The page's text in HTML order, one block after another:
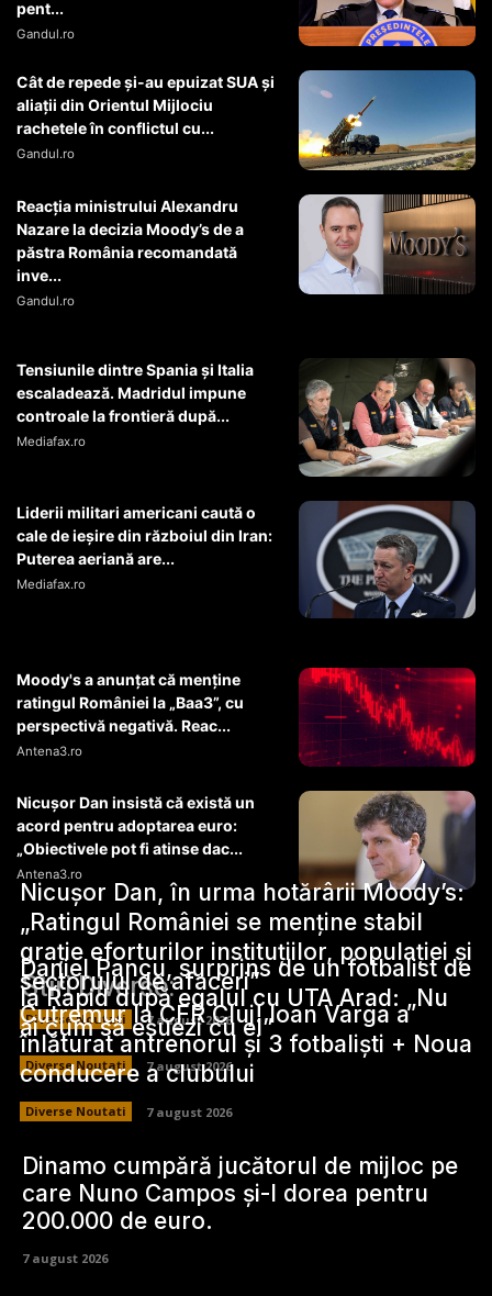
pent...
Gandul.ro
Cât de repede și-au epuizat SUA și
aliații din Orientul Mijlociu
rachetele în conflictul cu...
Gandul.ro
Reacția ministrului Alexandru
Nazare la decizia Moody’s de a
păstra România recomandată
inve...
Gandul.ro
Tensiunile dintre Spania și Italia
escaladează. Madridul impune
controale la frontieră după...
Mediafax.ro
Liderii militari americani caută o
cale de ieșire din războiul din Iran:
Puterea aeriană are...
Mediafax.ro
Moody's a anunțat că menține
ratingul României la „Baa3”, cu
perspectivă negativă. Reac...
Antena3.ro
Nicușor Dan insistă că există un
acord pentru adoptarea euro:
„Obiectivele pot fi atinse dac...
Antena3.ro
Stiri Diverse:
Nicușor Dan, în urma hotărârii Moody’s:
„Ratingul României se menține stabil
grație eforturilor instituțiilor, populației și
sectorului de afaceri”
Diverse Noutati 7 august 2026
Daniel Pancu, surprins de un fotbalist de
la Rapid după egalul cu UTA Arad: „Nu
ai cum să eșuezi cu el”
Diverse Noutati 7 august 2026
Cutremur la CFR Cluj! Ioan Varga a
înlăturat antrenorul și 3 fotbaliști + Noua
conducere a clubului
Diverse Noutati 7 august 2026
Dinamo cumpără jucătorul de mijloc pe
care Nuno Campos și-l dorea pentru
200.000 de euro.
7 august 2026